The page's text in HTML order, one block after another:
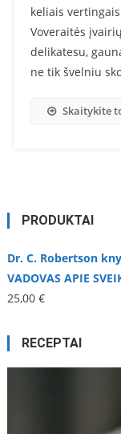
keliais
Voveraitės
delikatesu,
ne tik švelniu
Skaitykite
PRODUKTAI
Dr. C. Robertson
VADOVAS APIE
25,00 €
RECEPTAI